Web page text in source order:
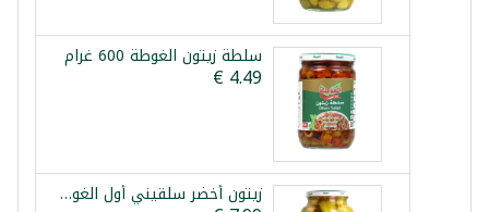
سلطة زيتون الغوطة 600 غرام
زيتون أخضر سلقيني أول الغوطة 1250غ